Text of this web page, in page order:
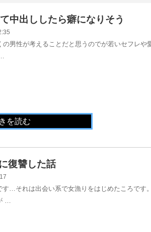
中出ししたら癖になりそう
の男性が考えることだと思うのでが若いセフレや
を読む
復讐した話
…それは出会い系で女漁りをはじめたころです。
…